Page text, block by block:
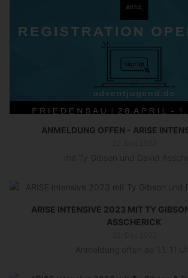
ANMELDUNG OFFEN - ARISE
mit Ty Gibson und David
ARISE INTENSIVE 2023 MIT TY
ASSCHERICK
Anmeldung offen ab 1.1. 11 Uhr